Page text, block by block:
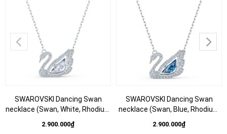
SWAROVSKI Dancing Swan
necklace (Swan, White, Rhodium
SWAROVSKI - JEWELRY
2.900.000₫
SWAROVSKI Dancing Swan
necklace (Swan, Blue, Rhodium
SWAROVSKI - JEWELRY
2.900.000₫